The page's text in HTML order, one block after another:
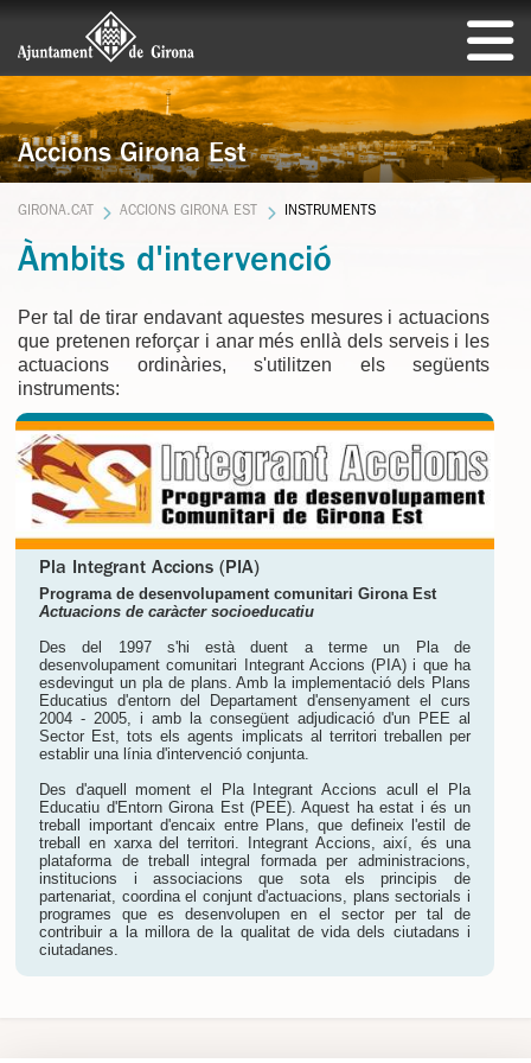
Accions Girona Est
GIRONA.CAT ACCIONS GIRONA EST INSTRUMENTS
Àmbits d'intervenció
Per tal de tirar endavant aquestes mesures i actuacions
que pretenen reforçar i anar més enllà dels serveis i les
actuacions ordinàries, s'utilitzen els següents
instruments:
Pla Integrant Accions (PIA)
Programa de desenvolupament comunitari Girona Est
Actuacions de caràcter socioeducatiu
Des del 1997 s'hi està duent a terme un Pla de
desenvolupament comunitari Integrant Accions (PIA) i que ha
esdevingut un pla de plans. Amb la implementació dels Plans
Educatius d'entorn del Departament d'ensenyament el curs
2004 - 2005, i amb la consegüent adjudicació d'un PEE al
Sector Est, tots els agents implicats al territori treballen per
establir una línia d'intervenció conjunta.
Des d'aquell moment el Pla Integrant Accions acull el Pla
Educatiu d'Entorn Girona Est (PEE). Aquest ha estat i és un
treball important d'encaix entre Plans, que defineix l'estil de
treball en xarxa del territori. Integrant Accions, així, és una
plataforma de treball integral formada per administracions,
institucions i associacions que sota els principis de
partenariat, coordina el conjunt d'actuacions, plans sectorials i
programes que es desenvolupen en el sector per tal de
contribuir a la millora de la qualitat de vida dels ciutadans i
ciutadanes.